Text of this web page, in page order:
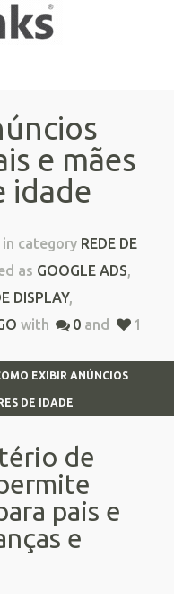
e mães
idade
in category REDE DE
as GOOGLE ADS,
DISPLAY,
with 0 and 1
EXIBIR ANÚNCIOS
DE IDADE
de
pais e
e